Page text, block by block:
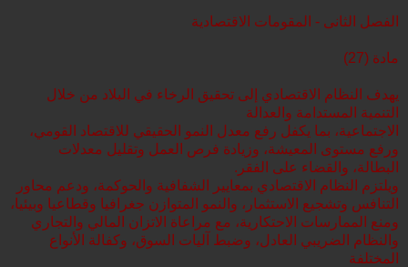
الفصل الثانى - المقومات الاقتصادية
مادة (27)
يهدف النظام الاقتصادي إلى تحقيق الرخاء في البلاد من خلال
التنمية المستدامة والعدالة
الاجتماعية، بما يكفل رفع معدل النمو الحقيقي للاقتصاد القومي،
ورفع مستوى المعيشة، وزيادة فرص العمل وتقليل معدلات
البطالة، والقضاء على الفقر.
ويلتزم النظام الاقتصادي بمعايير الشفافية والحوكمة، ودعم محاور
التنافس وتشجيع الاستثمار، والنمو المتوازن جغرافيا وقطاعيا وبيئيا،
ومنع الممارسات الاحتكارية، مع مراعاة الاتزان المالي والتجاري
والنظام الضريبي العادل، وضبط آليات السوق، وكفالة الأنواع
المختلفة